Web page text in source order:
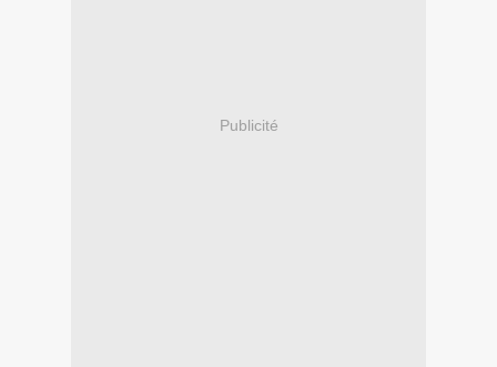
Publicité